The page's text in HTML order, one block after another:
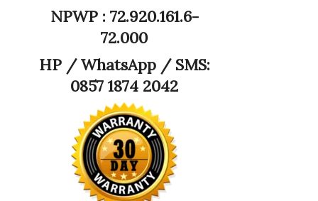
NPWP : 72.920.161.6-
72.000
HP /WhatsApp / SMS:
0857 1874 2042